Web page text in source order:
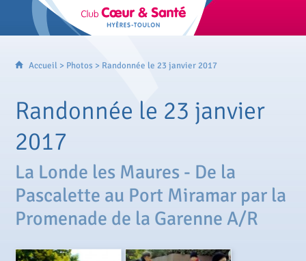
Accueil > Photos > Randonnée le 23 janvier 2017
Randonnée le 23 janvier
2017
La Londe les Maures - De la
Pascalette au Port Miramar par la
Promenade de la Garenne A/R